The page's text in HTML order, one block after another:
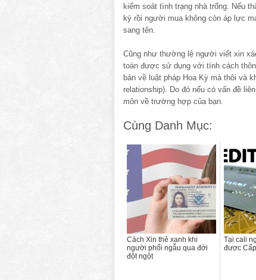
kiểm soát tình trạng nhà trống. Nếu
ký rồi người mua không còn áp lực
sang tên.
Cũng như thường lệ người viết xin
toàn được sử dụng với tính cách
bản về luật pháp Hoa Kỳ mà thôi và
relationship). Do đó nếu có vấn đề
môn về trường hợp của bạn.
Cùng Danh Mục:
Cách Xin thẻ xanh khi
người phối ngẫu qua đời
đột ngột
Tại cali
được